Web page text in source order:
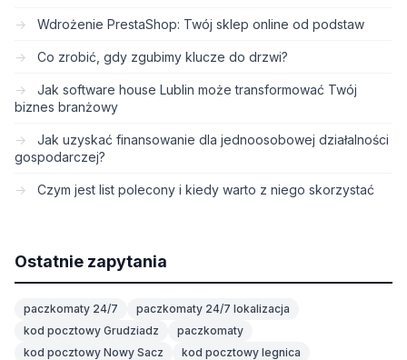
Wdrożenie PrestaShop: Twój sklep online od podstaw
Co zrobić, gdy zgubimy klucze do drzwi?
Jak software house Lublin może transformować Twój
biznes branżowy
Jak uzyskać finansowanie dla jednoosobowej działalności
gospodarczej?
Czym jest list polecony i kiedy warto z niego skorzystać
Ostatnie zapytania
paczkomaty 24/7
paczkomaty 24/7 lokalizacja
kod pocztowy Grudziadz
paczkomaty
kod pocztowy Nowy Sacz
kod pocztowy legnica